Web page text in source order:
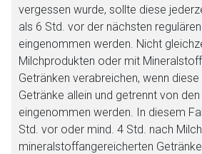
vergessen wurde, sollte diese
als 6 Std. vor der nächsten
eingenommen werden. Nicht
Milchprodukten oder mit
Getränken verabreichen, wenn
Getränke allein und getrennt von
eingenommen werden. In diesem
Std. vor oder mind. 4 Std. nach
mineralstoffangereicherten